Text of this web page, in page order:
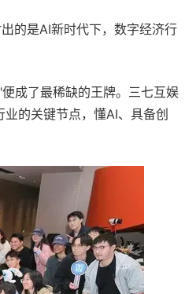
的是AI新时代下，数字经济行
成了最稀缺的王牌。三七互娱
的关键节点，懂AI、具备创